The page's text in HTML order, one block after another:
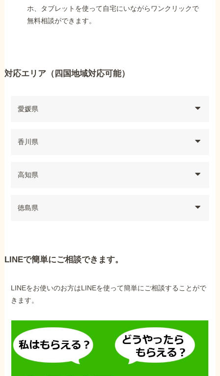
ホ、タブレットを使って自宅にいながらワンクリックで
無料相談ができます。
対応エリア（四国地域対応可能）
愛媛県
香川県
高知県
徳島県
LINEで簡単にご相談できます。
LINEをお使いのお方はLINEを使って簡単にご相談することがで
きます。